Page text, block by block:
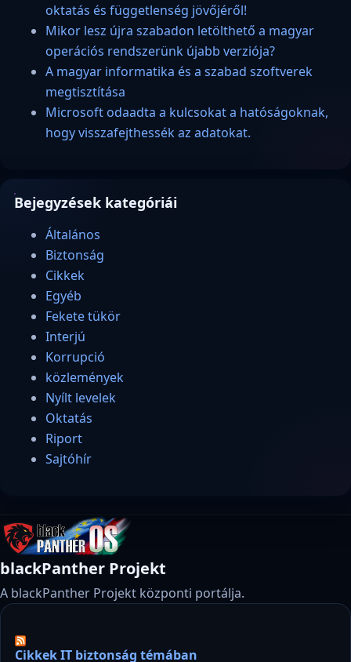
oktatás és függetlenség jövőjéről!
Mikor lesz újra szabadon letölthető a magyar
operációs rendszerünk újabb verziója?
A magyar informatika és a szabad szoftverek
megtisztítása
Microsoft odaadta a kulcsokat a hatóságoknak,
hogy visszafejthessék az adatokat.
Bejegyzések kategóriái
Általános
Biztonság
Cikkek
Egyéb
Fekete tükör
Interjú
Korrupció
közlemények
Nyílt levelek
Oktatás
Riport
Sajtóhír
blackPanther Projekt
A blackPanther Projekt központi portálja.
Cikkek IT biztonság témában